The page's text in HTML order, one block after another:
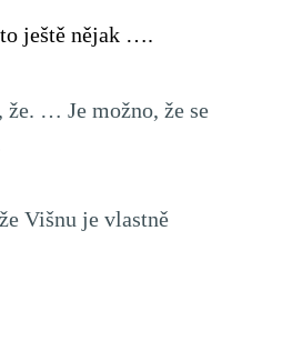
ještě nějak ….
… Je možno, že se
Višnu je vlastně